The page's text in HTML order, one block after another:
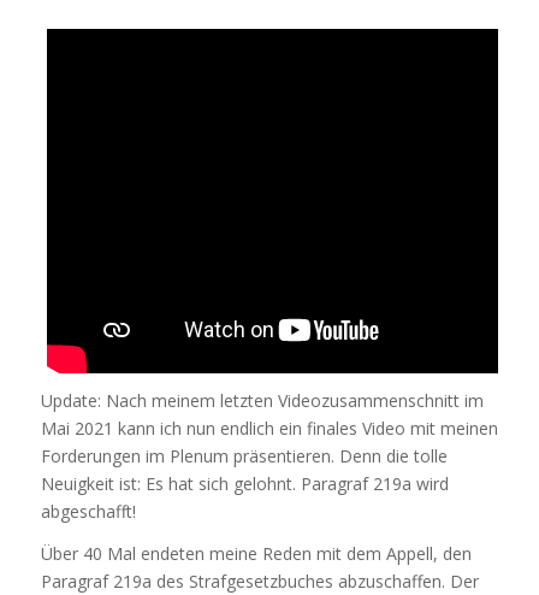
Update: Nach meinem letzten Videozusammenschnitt im
Mai 2021 kann ich nun endlich ein finales Video mit meinen
Forderungen im Plenum präsentieren. Denn die tolle
Neuigkeit ist: Es hat sich gelohnt. Paragraf 219a wird
abgeschafft!
Über 40 Mal endeten meine Reden mit dem Appell, den
Paragraf 219a des Strafgesetzbuches abzuschaffen. Der